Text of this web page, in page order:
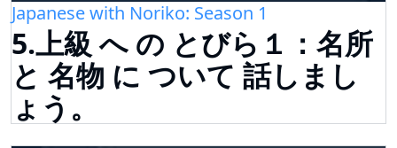
Japanese with Noriko: Season 1
5.上級 へ の とびら１：名所
と 名物 に ついて 話しまし
ょう。